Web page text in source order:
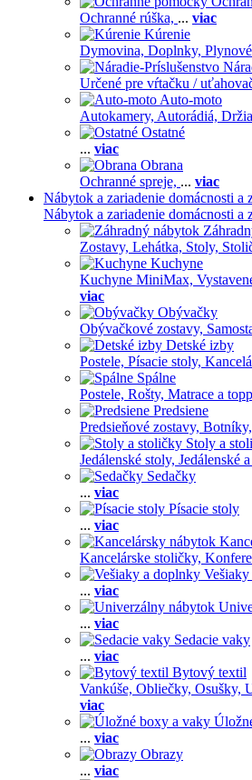
Ochranné rúška, ... viac
Kúrenie
Dymovina, Doplnky,
Určené pre vŕtačku /
Auto-moto
Autokamery, Autorádiá,
Ostatné
... viac
Obrana
Ochranné spreje, ... viac
Nábytok a zariadenie domácnosti a
Nábytok a zariadenie domácnosti a
Zostavy, Lehátka, Stoly,
Kuchyne
Kuchyne MiniMax,
viac
Obývačky
Obývačkové zostavy,
Detské izby
Postele, Písacie stoly,
Spálne
Postele, Rošty, Matrace a
Predsiene
Predsieňové zostavy, Botníky,
Stoly a
Jedálenské stoly, Jedálenské
Sedačky
... viac
Písacie stoly
... viac
Kancelárske stoličky,
... viac
... viac
Sedacie vaky
... viac
Bytový textil
Vankúše, Obliečky, Osušky,
viac
... viac
Obrazy
... viac